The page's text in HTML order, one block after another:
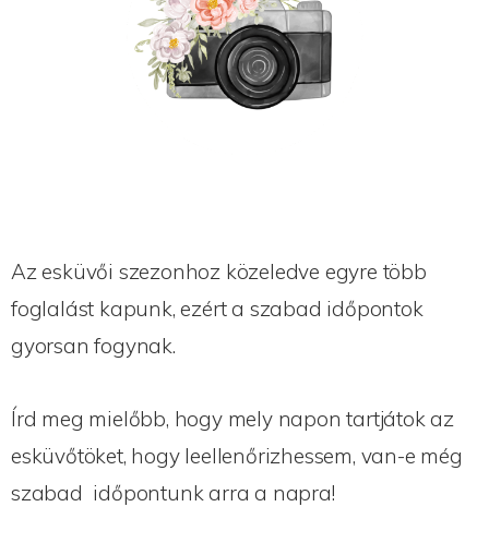
Az esküvői szezonhoz közeledve egyre több
foglalást kapunk, ezért a szabad időpontok
gyorsan fogynak.
Írd meg mielőbb, hogy mely napon tartjátok az
esküvőtöket, hogy leellenőrizhessem, van-e még
szabad időpontunk arra a napra!